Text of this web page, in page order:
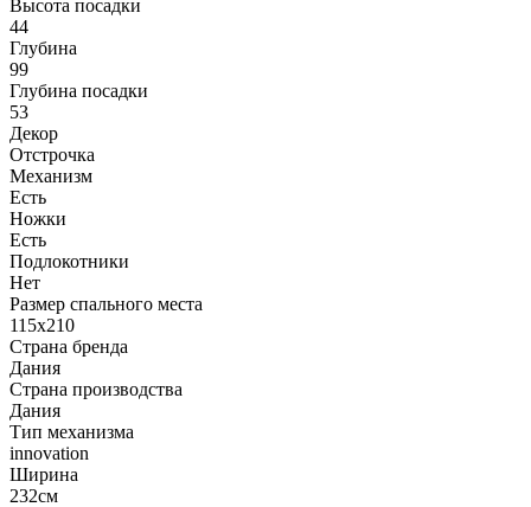
Высота посадки
44
Глубина
99
Глубина посадки
53
Декор
Отстрочка
Механизм
Есть
Ножки
Есть
Подлокотники
Нет
Размер спального места
115х210
Страна бренда
Дания
Страна производства
Дания
Тип механизма
innovation
Ширина
232см